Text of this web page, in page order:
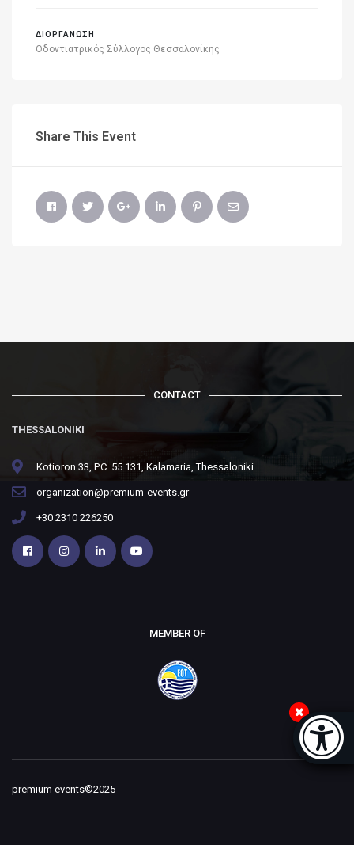
ΔΙΟΡΓΑΝΩΣΗ
Οδοντιατρικός Σύλλογος Θεσσαλονίκης
Share This Event
CONTACT
THESSALONIKI
Kotioron 33, P.C. 55 131, Kalamaria, Thessaloniki
organization@premium-events.gr
+30 2310 226250
MEMBER OF
premium events©2025